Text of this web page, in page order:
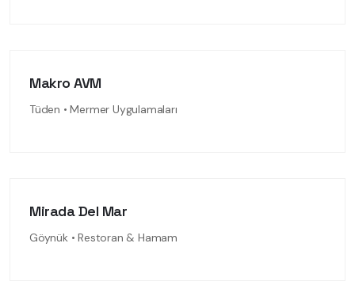
Makro AVM
Tüden • Mermer Uygulamaları
Mirada Del Mar
Göynük • Restoran & Hamam